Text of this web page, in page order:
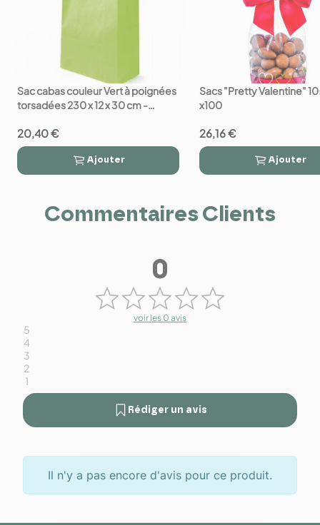
favorite_border
Sac cabas couleur Vert à poignées
torsadées 230 x 12 x 30 cm -
20,40 €
 
Ajouter
favorite_border
Sacs "Pretty Valentine"
x100
26,16 €
 
Ajouter
Commentaires Clients
0
voir les 0 avis
5
4
3
2
1
Rédiger un avis
Il n'y a pas encore d'avis pour ce produit.